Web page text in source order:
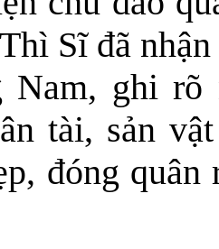
Sĩ đã
Nam, ghi
tài, sản
đóng